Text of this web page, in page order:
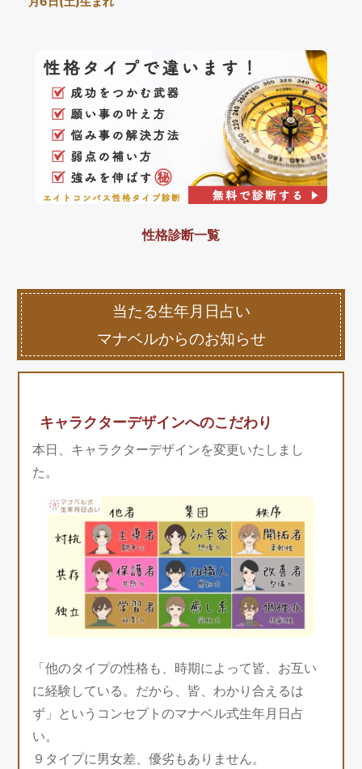
性格診断一覧
当たる生年月日占い
マナベルからのお知らせ
キャラクターデザインへのこだわり
本日、キャラクターデザインを変更いたしまし
た。
「他のタイプの性格も、時期によって皆、お互い
に経験している。だから、皆、わかり合えるは
ず」というコンセプトのマナベル式生年月日占
い。
９タイプに男女差、優劣もありません。